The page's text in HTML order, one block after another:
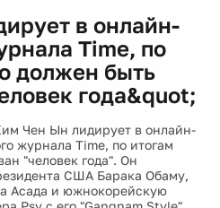
в онлайн-
Time, по
должен быть
года&quot;
Чен Ын лидирует в онлайн-
журнала Time, по итогам
"человек года". Он
США Барака Обаму,
Асада и южнокорейскую